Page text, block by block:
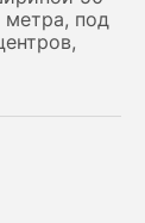
под